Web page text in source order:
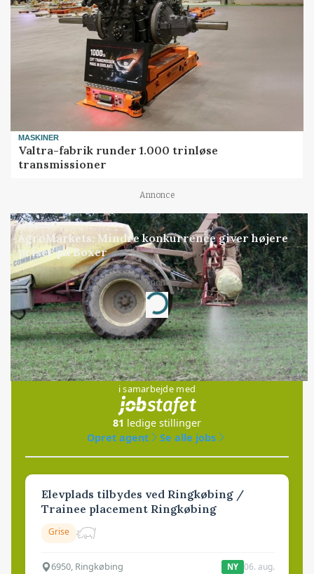
MASKINER
Valtra-fabrik runder 1.000 trinløse
transmissioner
Annonce
MARKED
AgroMarkets: Mindre konkurrence giver højere
priser på Boxer
Annonce
Loading...
Jobs
i samarbejde med
81 ledige stillinger
Opret agent
Se alle jobs
Elevplads tilbydes ved Ringkøbing /
Trainee placement Ringkøbing
Grise
6950, Ringkøbing NY 06. aug.